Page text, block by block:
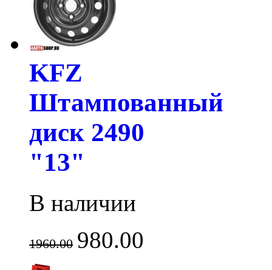
KFZ
Штампованный
диск 2490
"13"
В наличии
1960.00 980.00